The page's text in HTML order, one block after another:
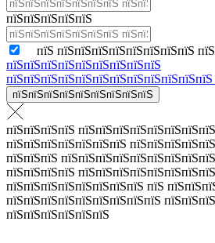
пїЅпїЅпїЅпїЅпїЅ
пїЅ пїЅпїЅпїЅпїЅпїЅпїЅпїЅпїЅ
пїЅпїЅпїЅпїЅпїЅпїЅпїЅпїЅпїЅ
пїЅпїЅпїЅпїЅпїЅпїЅпїЅпїЅпїЅ
пїЅпїЅпїЅпїЅ
пїЅпїЅпїЅпїЅпїЅпїЅпїЅ
пїЅпїЅпїЅ
пїЅпїЅпїЅпїЅ
пїЅпїЅпїЅпїЅпїЅпїЅпїЅпїЅ пїЅ
пїЅпїЅпїЅпїЅпїЅпїЅпїЅпїЅпїЅ
пїЅпїЅпїЅпїЅпїЅпїЅ